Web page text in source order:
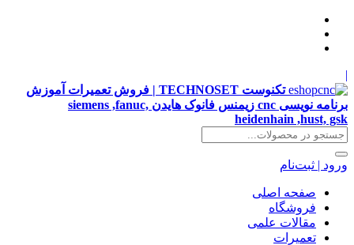
|
تکنوست TECHNOSET | فروش تعمیرات آموزش
برنامه نویسی cnc زیمنس فانوک هایدن siemens ,fanuc,
heidenhain ,hust, gsk
ورود | ثبت‌نام
صفحه اصلی
فروشگاه
مقالات علمی
تعمیرات